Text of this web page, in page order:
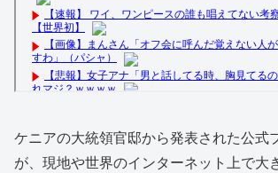
ケニアの大統領官邸から発表された公式
が、現地や世界のインターネット上で大